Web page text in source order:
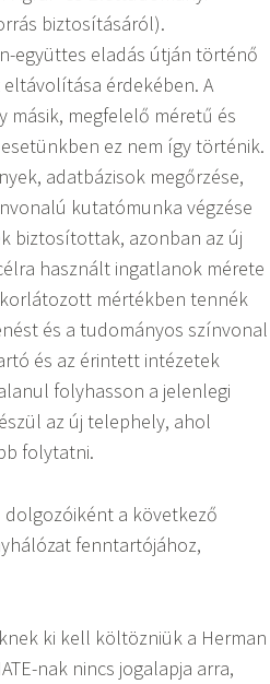
biztosításáról).
együttes eladás útján történő
érdekében. A
megfelelő méretű és
ez nem így történik.
adatbázisok megőrzése,
kutatómunka végzése
biztosítottak, azonban az új
használt ingatlanok mérete
mértékben tennék
és a tudományos színvonal
és az érintett intézetek
folyhasson a jelenlegi
az új telephely, ahol
folytatni.
dolgozóiként a következő
fenntartójához,
ki kell költözniük a Herman
nak nincs jogalapja arra,